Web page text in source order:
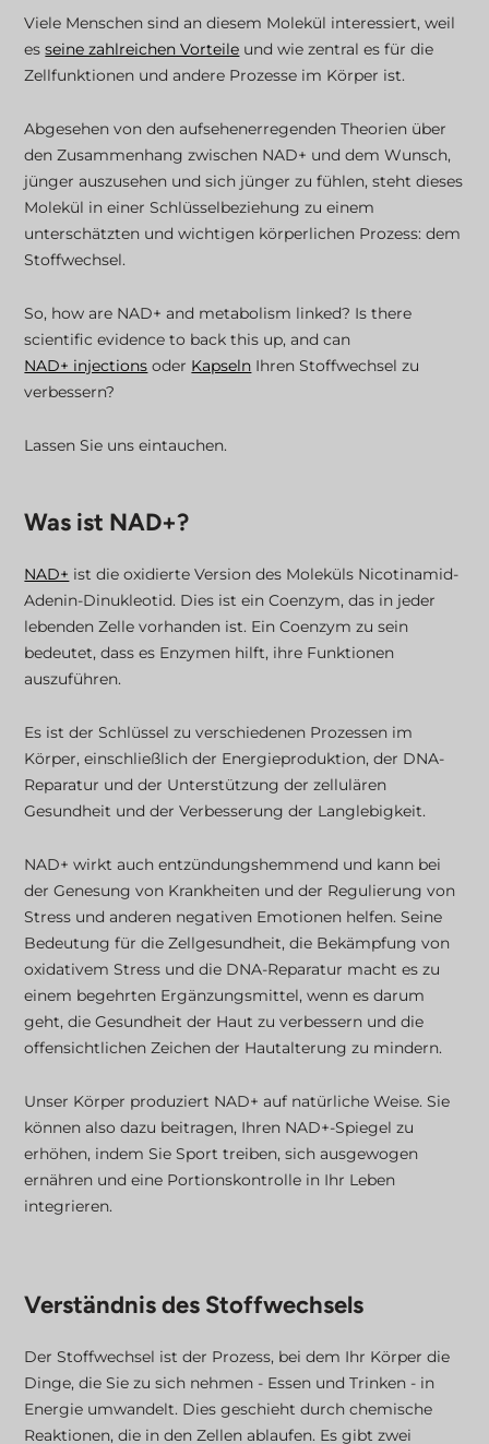
Viele Menschen sind an diesem Molekül interessiert, weil
esseine zahlreichen Vorteile und wie zentral es für die
Zellfunktionen und andere Prozesse im Körper ist.
Abgesehen von den aufsehenerregenden Theorien über
den Zusammenhang zwischen NAD+ und dem Wunsch,
jünger auszusehen und sich jünger zu fühlen, steht dieses
Molekül in einer Schlüsselbeziehung zu einem
unterschätzten und wichtigen körperlichen Prozess: dem
Stoffwechsel.
So, how are NAD+ and metabolism linked? Is there
scientific evidence to back this up, and can
NAD+ injections oder Kapseln Ihren Stoffwechsel zu
verbessern?
Lassen Sie uns eintauchen.
Was ist NAD+?
NAD+ ist die oxidierte Version des Moleküls Nicotinamid-
Adenin-Dinukleotid. Dies ist ein Coenzym, das in jeder
lebenden Zelle vorhanden ist. Ein Coenzym zu sein
bedeutet, dass es Enzymen hilft, ihre Funktionen
auszuführen.
Es ist der Schlüssel zu verschiedenen Prozessen im
Körper, einschließlich der Energieproduktion, der DNA-
Reparatur und der Unterstützung der zellulären
Gesundheit und der Verbesserung der Langlebigkeit.
NAD+ wirkt auch entzündungshemmend und kann bei
der Genesung von Krankheiten und der Regulierung von
Stress und anderen negativen Emotionen helfen. Seine
Bedeutung für die Zellgesundheit, die Bekämpfung von
oxidativem Stress und die DNA-Reparatur macht es zu
einem begehrten Ergänzungsmittel, wenn es darum
geht, die Gesundheit der Haut zu verbessern und die
offensichtlichen Zeichen der Hautalterung zu mindern.
Unser Körper produziert NAD+ auf natürliche Weise. Sie
können also dazu beitragen, Ihren NAD+-Spiegel zu
erhöhen, indem Sie Sport treiben, sich ausgewogen
ernähren und eine Portionskontrolle in Ihr Leben
integrieren.
Verständnis des Stoffwechsels
Der Stoffwechsel ist der Prozess, bei dem Ihr Körper die
Dinge, die Sie zu sich nehmen - Essen und Trinken - in
Energie umwandelt. Dies geschieht durch chemische
Reaktionen, die in den Zellen ablaufen. Es gibt zwei
Unterstützen Sie Ihren Stoffwechsel auf
natürliche Weise